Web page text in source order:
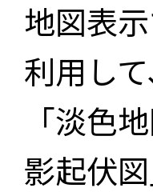
地図表
利用し
「淡色
影起伏